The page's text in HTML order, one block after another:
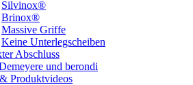
Silvinox®
Brinox®
Massive Griffe
Keine Unterlegscheiben
Abschluss
und berondi
Produktvideos